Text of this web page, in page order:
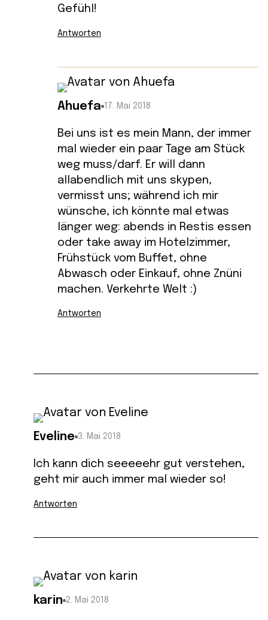
Gefühl!
Antworten
Ahuefa 17. Mai 2018
Bei uns ist es mein Mann, der immer
mal wieder ein paar Tage am Stück
weg muss/darf. Er will dann
allabendlich mit uns skypen,
vermisst uns; während ich mir
wünsche, ich könnte mal etwas
länger weg: abends in Restis essen
oder take away im Hotelzimmer,
Frühstück vom Buffet, ohne
Abwasch oder Einkauf, ohne Znüni
machen. Verkehrte Welt :)
Antworten
Eveline 3. Mai 2018
Ich kann dich seeeeehr gut verstehen,
geht mir auch immer mal wieder so!
Antworten
karin 2. Mai 2018